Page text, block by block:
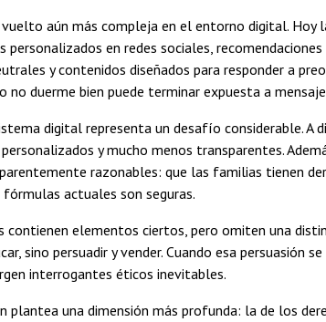
aún más compleja en el entorno digital.
personalizados en redes sociales,
y contenidos diseñados para responder a
no duerme bien puede terminar expuesta a
digital representa un desafío considerable.
y mucho menos transparentes.
razonables: que las familias tienen
actuales son seguras.
contienen elementos ciertos, pero omiten una
sino persuadir y vender. Cuando esa
interrogantes éticos inevitables.
plantea una dimensión más profunda: la de los